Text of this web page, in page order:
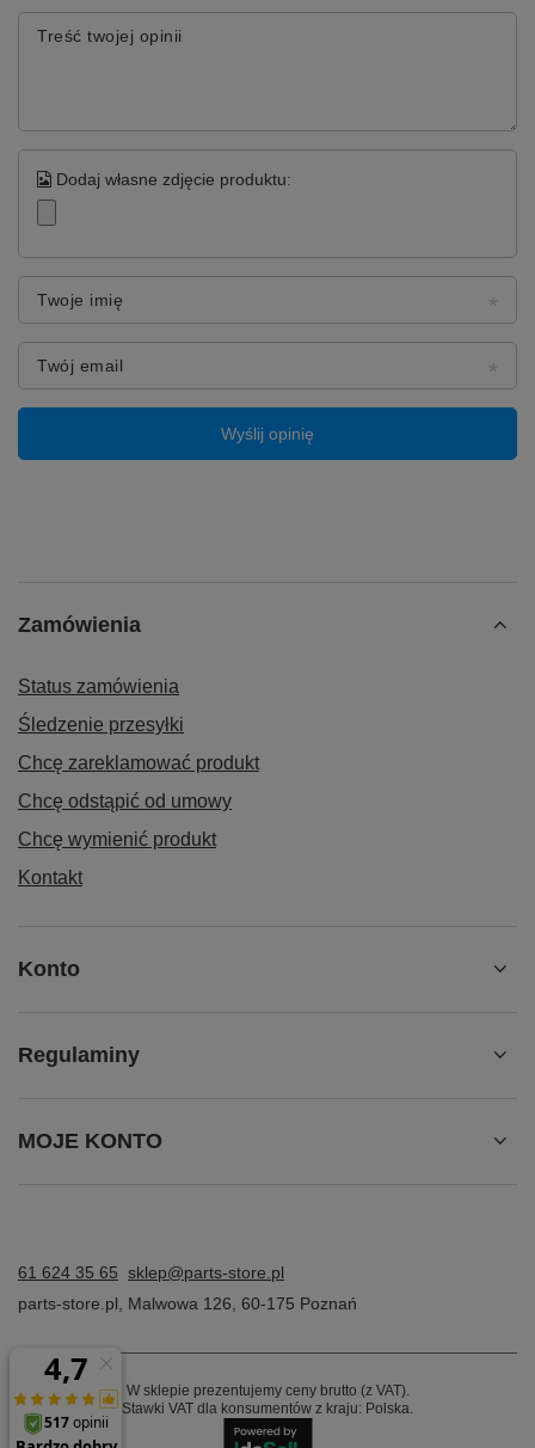
Treść twojej opinii
Dodaj własne zdjęcie produktu:
Twoje imię
Twój email
Wyślij opinię
Zamówienia
Status zamówienia
Śledzenie przesyłki
Chcę zareklamować produkt
Chcę odstąpić od umowy
Chcę wymienić produkt
Kontakt
Konto
Regulaminy
MOJE KONTO
61 624 35 65 sklep@parts-store.pl
parts-store.pl
Malwowa 126 60-175 Poznań
W sklepie prezentujemy ceny brutto (z VAT).
Stawki VAT dla konsumentów z kraju: Polska.